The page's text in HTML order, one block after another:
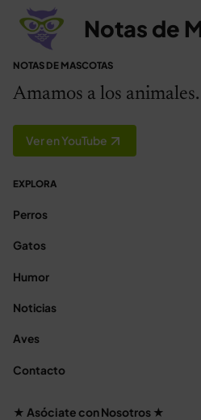
Notas de
NOTAS DE MASCOTAS
Amamos a los animales.
Ver en YouTube
EXPLORA
Perros
Gatos
Humor
Noticias
Aves
Contacto
★ Asóciate con Nosotros ★